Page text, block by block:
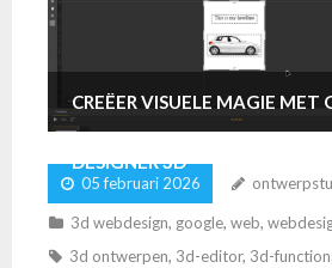
CREËER VISUELE MAGIE MET
DESIGNER 3D
05 februari 2026
3d webdesign, google, web,
3d ontwerpen, 3d-editor, 3d-